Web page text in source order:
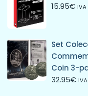
15.95€
Set
Coin 3-
32.95€